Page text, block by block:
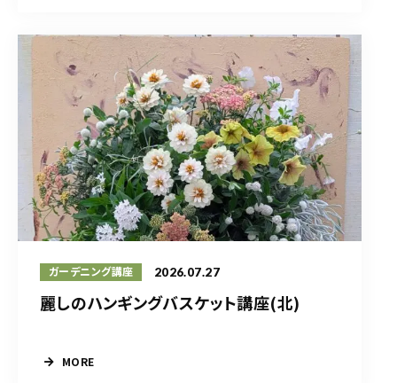
ガーデニング講座 2026.07.27
麗しのハンギングバスケット講座(北)
MORE